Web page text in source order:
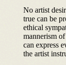
No artist
true can be
ethical
mannerism
can express
the artist